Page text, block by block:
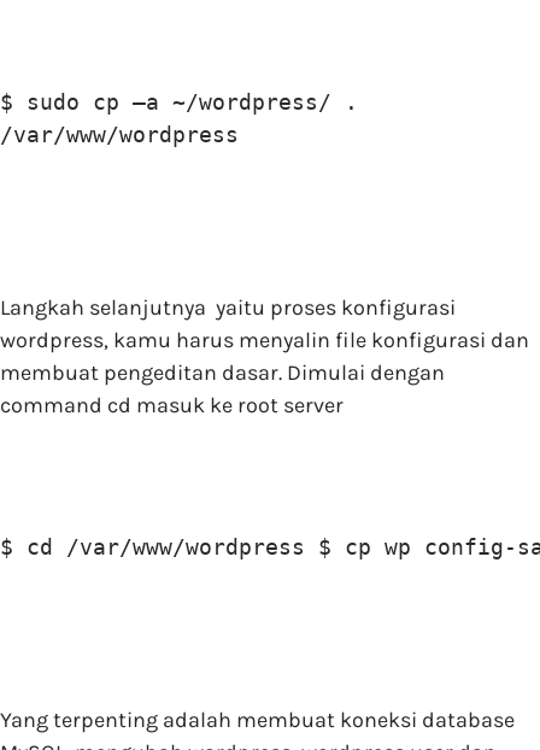
$ sudo cp –a ~/wordpress/ .
/var/www/wordpress
Langkah selanjutnya yaitu proses konfigurasi
wordpress, kamu harus menyalin file konfigurasi dan
membuat pengeditan dasar. Dimulai dengan
command cd masuk ke root server
$ cd /var/www/wordpress $ cp wp config-
Yang terpenting adalah membuat koneksi database